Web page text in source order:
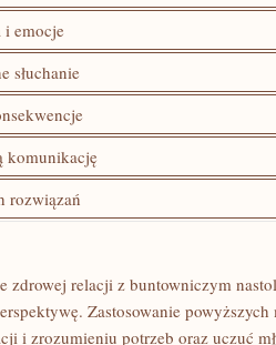
i emocje
słuchanie
komunikację
rozwiązań
zdrowej relacji z buntowniczym
Zastosowanie
i zrozumieniu potrzeb oraz uczuć